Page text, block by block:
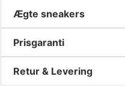
Ægte sneakers
Prisgaranti
Retur & Levering